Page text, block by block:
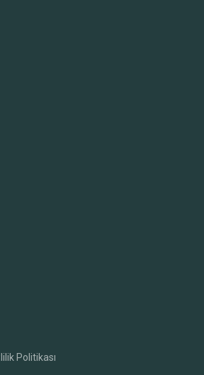
Politikası